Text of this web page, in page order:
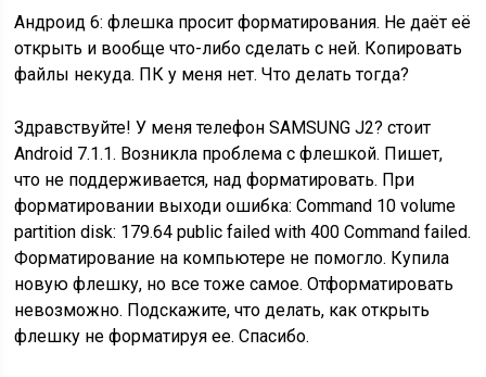
Андроид 6: флешка просит форматирования. Не даёт её
открыть и вообще что-либо сделать с ней. Копировать
файлы некуда. ПК у меня нет. Что делать тогда?
Здравствуйте! У меня телефон SAMSUNG J2? стоит
Android 7.1.1. Возникла проблема с флешкой. Пишет,
что не поддерживается, над форматировать. При
форматировании выходи ошибка: Command 10 volume
partition disk: 179.64 public failed with 400 Command failed.
Форматирование на компьютере не помогло. Купила
новую флешку, но все тоже самое. Отформатировать
невозможно. Подскажите, что делать, как открыть
флешку не форматируя ее. Спасибо.